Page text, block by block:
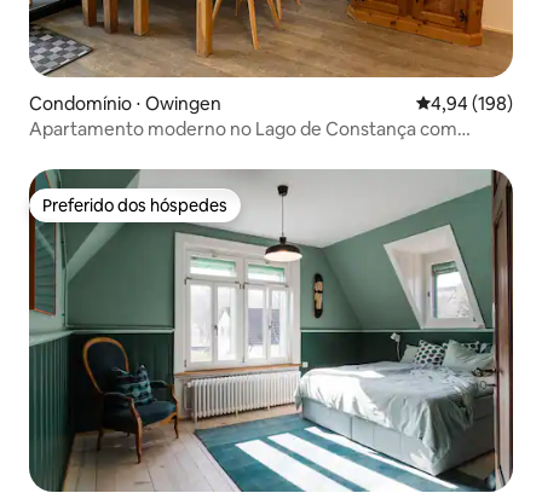
Condomínio ⋅ Owingen 4,94 de uma
4,94 (198)
Apartamento moderno no Lago de Constança com
Preferido dos hóspedes
Preferido dos hóspedes